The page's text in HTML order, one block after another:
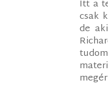
Itt a
csak
de